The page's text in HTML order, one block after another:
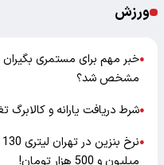
ورزش
●خبر مهم برای مستمری
مشخص شد؟
●شرط دریافت یارانه و کالابرگ
●
میلیون و 500 هزار تومان!